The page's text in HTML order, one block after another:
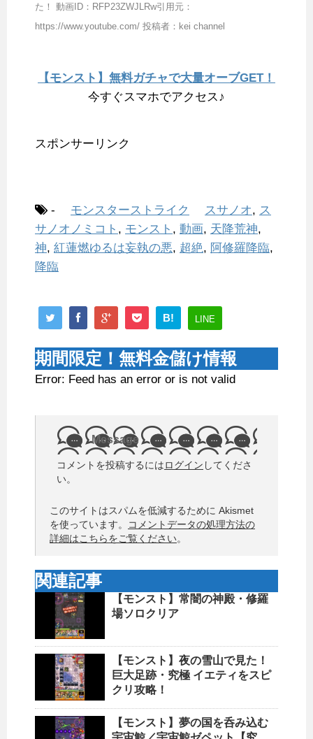
た！ 動画ID：RFP23ZWJLRw引用元：
https://www.youtube.com/ 投稿者：kei channel
【モンスト】無料ガチャで大量オーブGET！
今すぐスマホでアクセス♪
スポンサーリンク
- モンスターストライク スサノオ, ス
サノオノミコト , モンスト , 動画, 天降荒神,
神, 紅蓮燃ゆるは妄執の悪, 超絶, 阿修羅降臨,
降臨
B! LINE
期間限定！無料金儲け情報
Error: Feed has an error or is not valid
Message
コメントを投稿するにはログイン してくださ
い。
このサイトはスパムを低減するために Akismet
を使っています。
コメントデータの処理方法の
詳細はこちらをご覧ください。
関連記事
【モンスト】常闇の神殿・修羅
場ソロクリア
【モンスト】夜の雪山で見た！
巨大足跡・究極 イエティをスピ
クリ攻略！
【モンスト】夢の国を呑み込む